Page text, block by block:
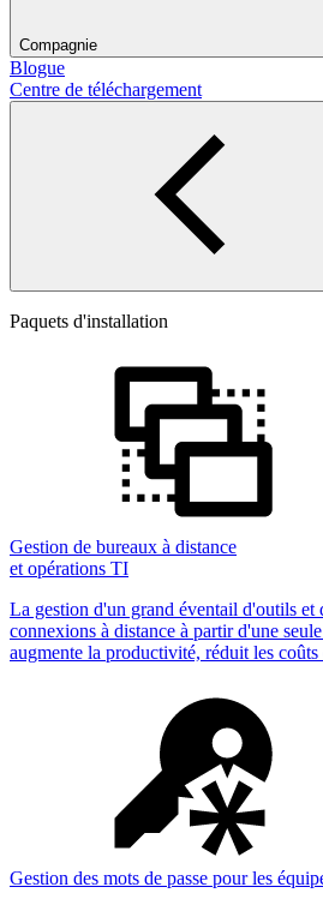
Compagnie
Blogue
Centre de téléchargement
Paquets d'installation
Gestion de bureaux à distance
et opérations TI
La gestion d'un grand éventail d'outils et
connexions à distance à partir d'une
augmente la productivité, réduit les
Gestion des mots de passe pour les